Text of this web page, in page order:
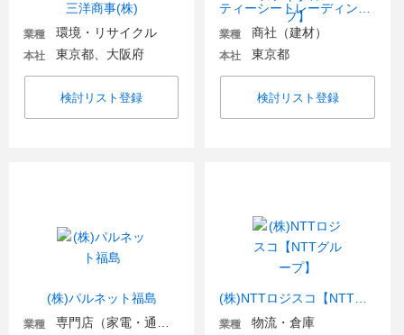
三洋商事(株)
業種 環境・リサイクル
本社 東京都、大阪府
検討リスト登録
業種 商社（建材）
本社 東京都
検討リスト登録
(株)パルネット福島
業種 業種 物流・倉庫